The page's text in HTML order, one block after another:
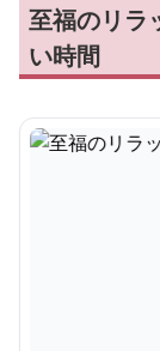
至福のリラ
い時間